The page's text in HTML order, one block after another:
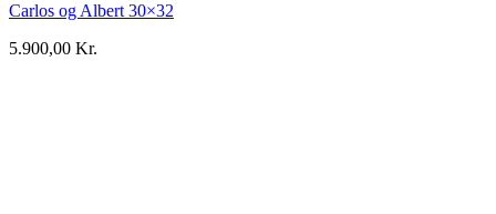
Carlos og Albert 30×32
5.900,00 Kr.